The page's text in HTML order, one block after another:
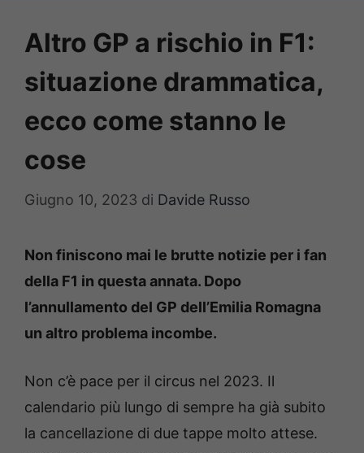
Altro GP a rischio in F1:
situazione drammatica,
ecco come stanno le
cose
Giugno 10, 2023 di Davide Russo
Non finiscono mai le brutte notizie per i fan
della F1 in questa annata. Dopo
l’annullamento del GP dell’Emilia Romagna
un altro problema incombe.
Non c’è pace per il circus nel 2023. Il
calendario più lungo di sempre ha già subito
la cancellazione di due tappe molto attese.